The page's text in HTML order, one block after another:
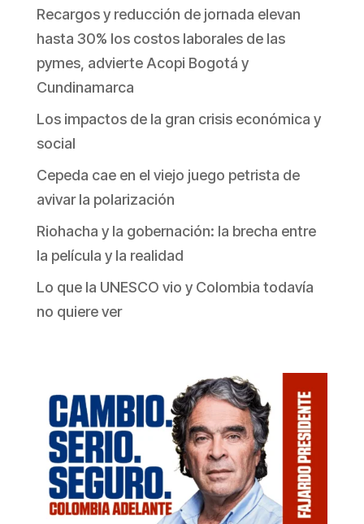
Recargos y reducción de jornada elevan
hasta 30% los costos laborales de las
pymes, advierte Acopi Bogotá y
Cundinamarca
Los impactos de la gran crisis económica y
social
Cepeda cae en el viejo juego petrista de
avivar la polarización
Riohacha y la gobernación: la brecha entre
la película y la realidad
Lo que la UNESCO vio y Colombia todavía
no quiere ver